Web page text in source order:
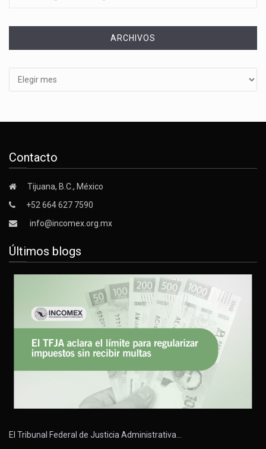
ARCHIVOS
Contacto
Tijuana, B.C., México
+52 664 627 7590
info@incomex.org.mx
Últimos blogs
El Tribunal Federal de Justicia Administrativa…